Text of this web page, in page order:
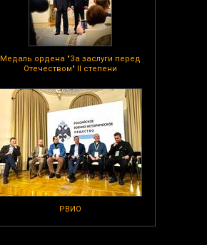
Медаль ордена "За заслуги перед
Отечеством" II степени
РВИО